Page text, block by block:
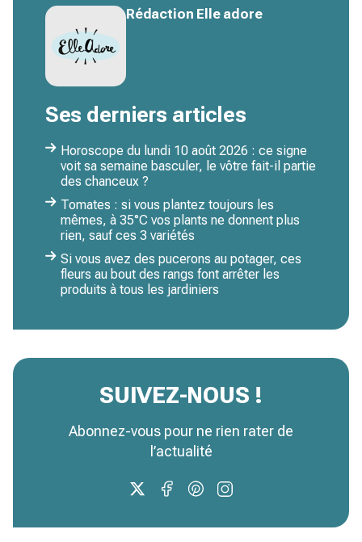
Rédaction Elle adore
Ses derniers articles
Horoscope du lundi 10 août 2026 : ce signe
voit sa semaine basculer, le vôtre fait-il partie
des chanceux ?
Tomates : si vous plantez toujours les
mêmes, à 35°C vos plants ne donnent plus
rien, sauf ces 3 variétés
Si vous avez des pucerons au potager, ces
fleurs au bout des rangs font arrêter les
produits à tous les jardiniers
SUIVEZ-NOUS !
Abonnez-vous pour ne rien rater de
l’actualité